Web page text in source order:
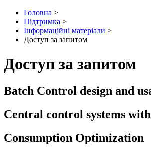
Головна >
Підтримка >
Інформаційні матеріали >
Доступ за запитом
Доступ за запитом
Batch Control design and
Central control systems
Consumption Optimization